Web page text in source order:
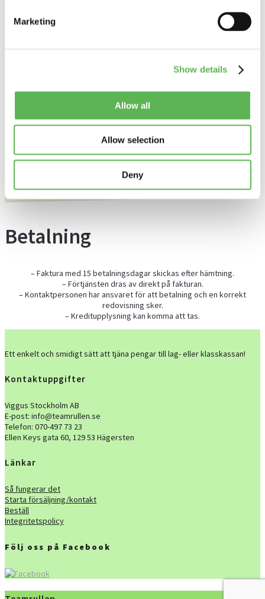
Marketing
Show details
Allow all
Allow selection
Deny
2 Serla hh, 8 Lambi toa, 2 Lambi hh)
– Lambi och Serla kan beställas tillsammans i valfri kombination.
– 1 pall Serla Maximeter toalettpapper innehåller 25 säckar av samma
– 1 pall Serla Maximeter hushållspapper innehåller 25 säckar av samma
Vid dessa beställningar är förtjänsten per produkt högre:
– Serla Maximeter hushållspapper: 80 kr/säck
– Lambi toalettpapper: 75 kr/säck
– Lambi hushållspapper: 75 kr/säck
Betalning
– Faktura med 15 betalningsdagar skickas efter hämtning.
– Förtjänsten dras av direkt på fakturan.
– Kontaktpersonen har ansvaret för att betalning och en korrekt
redovisning sker.
– Kreditupplysning kan komma att tas.
Ett enkelt och smidigt sätt att tjäna pengar till lag- eller klasskassan!
Kontaktuppgifter
Viggus Stockholm AB
E-post: info@teamrullen.se
Telefon: 070-497 73 23
Ellen Keys gata 60, 129 53 Hägersten
Länkar
Så fungerar det
Starta försäljning/kontakt
Beställ
Integritetspolicy
Följ oss på Facebook